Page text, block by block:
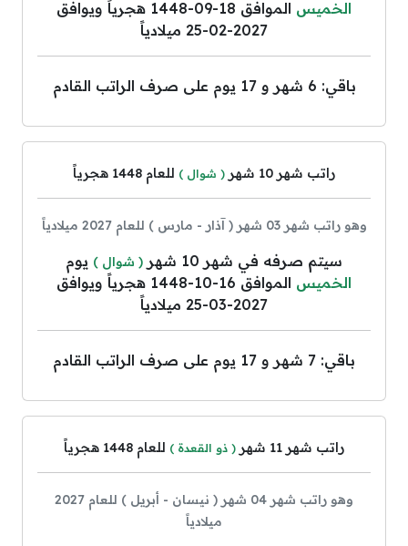
الخميس
الموافق 18-09-1448 هجرياً ويوافق
2027-02-25 ميلادياً
باقي: 6 شهر و 17 يوم على صرف الراتب القادم
راتب شهر 10 شهر ( شوال ) للعام 1448 هجرياً
وهو راتب شهر 03 شهر ( آذار - مارس ) للعام 2027 ميلادياً
سيتم صرفه في شهر 10 شهر ( شوال ) يوم
الخميس
الموافق 16-10-1448 هجرياً ويوافق
2027-03-25 ميلادياً
باقي: 7 شهر و 17 يوم على صرف الراتب القادم
راتب شهر 11 شهر ( ذو القعدة ) للعام 1448 هجرياً
وهو راتب شهر 04 شهر ( نيسان - أبريل ) للعام 2027
ميلادياً